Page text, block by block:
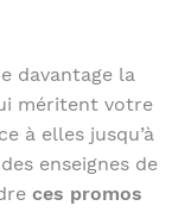
davantage la
méritent votre
à elles jusqu’à
enseignes de
ces promos